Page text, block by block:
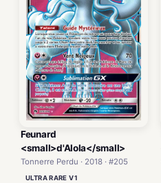
Feunard
<small>d'Alola</small>
Tonnerre Perdu · 2018 · #205
ULTRA RARE V1